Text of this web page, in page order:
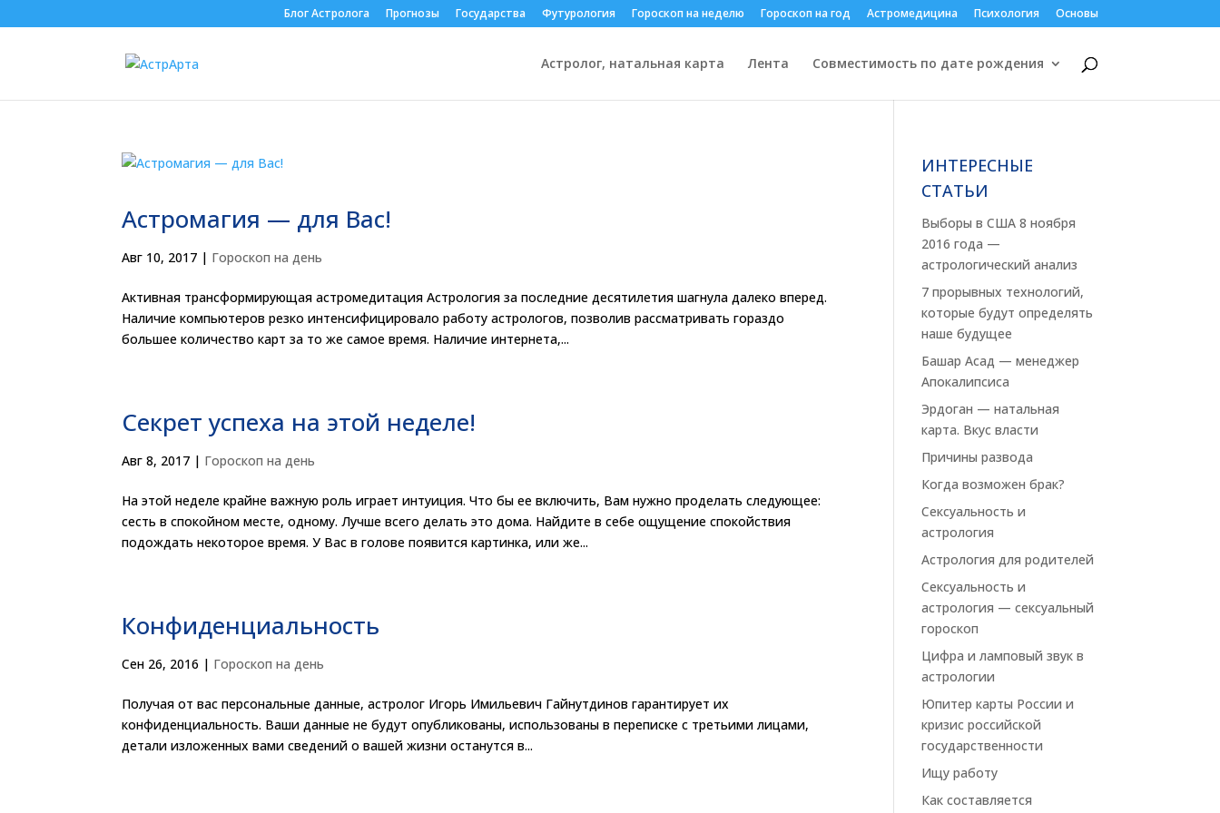
Блог Астролога Прогнозы Государства Футурология Гороскоп на неделю Гороскоп на год Астромедицина Психология Основы
Астролог, натальная карта Лента Совместимость по дате рождения
Астромагия — для Вас!
Авг 10, 2017 | Гороскоп на день
Активная трансформирующая астромедитация Астрология за последние десятилетия шагнула далеко вперед.
Наличие компьютеров резко интенсифицировало работу астрологов, позволив рассматривать гораздо
большее количество карт за то же самое время. Наличие интернета,...
Секрет успеха на этой неделе!
Авг 8, 2017 | Гороскоп на день
На этой неделе крайне важную роль играет интуиция. Что бы ее включить, Вам нужно проделать следующее:
сесть в спокойном месте, одному. Лучше всего делать это дома. Найдите в себе ощущение спокойствия
подождать некоторое время. У Вас в голове появится картинка, или же...
Конфиденциальность
Сен 26, 2016 | Гороскоп на день
Получая от вас персональные данные, астролог Игорь Имильевич Гайнутдинов гарантирует их
конфиденциальность. Ваши данные не будут опубликованы, использованы в переписке с третьими лицами,
детали изложенных вами сведений о вашей жизни останутся в...
ИНТЕРЕСНЫЕ
СТАТЬИ
Выборы в США 8 ноября
2016 года —
астрологический анализ
7 прорывных технологий,
которые будут определять
наше будущее
Башар Асад — менеджер
Апокалипсиса
Эрдоган — натальная
карта. Вкус власти
Причины развода
Когда возможен брак?
Сексуальность и
астрология
Астрология для родителей
Сексуальность и
астрология — сексуальный
гороскоп
Цифра и ламповый звук в
астрологии
Юпитер карты России и
кризис российской
государственности
Ищу работу
Как составляется